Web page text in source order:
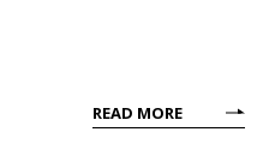
READ MORE